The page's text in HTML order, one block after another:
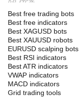
Best free trading bots
Best free indicators
Best XAGUSD bots
Best XAUUSD robots
EURUSD scalping bots
Best RSI indicators
Best ATR indicators
VWAP indicators
MACD indicators
Grid trading tools